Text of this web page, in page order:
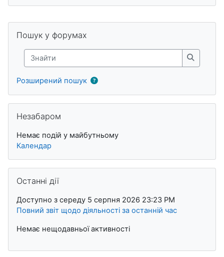
Блоки
Пошук у форумах
Знайти
Знайти
Розширений пошук
Незабаром
Немає подій у майбутньому
Календар
Останні дії
Доступно з середу 5 серпня 2026 23:23 PM
Повний звіт щодо діяльності за останній час
Немає нещодавньої активності